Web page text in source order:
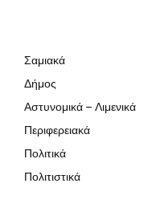
Σαμιακά
Δήμος
Αστυνομικά – Λιμενικά
Περιφερειακά
Πολιτικά
Πολιτιστικά